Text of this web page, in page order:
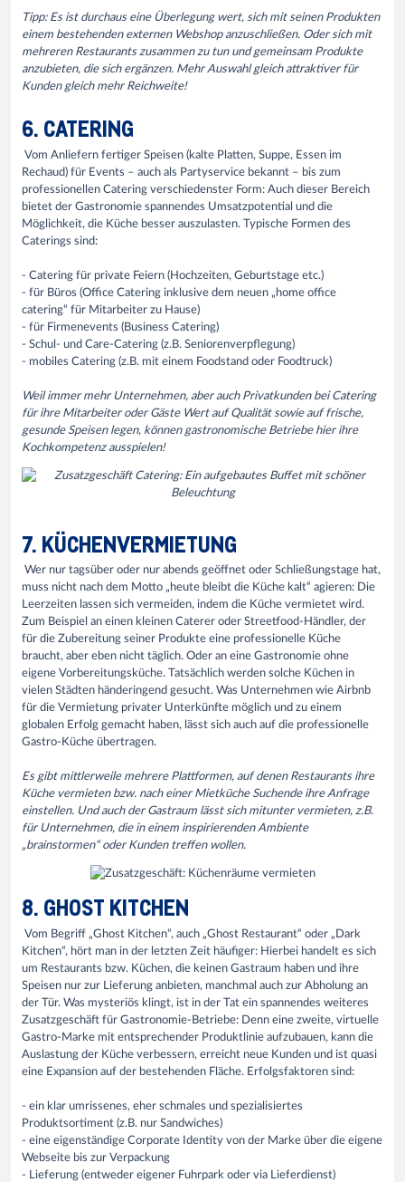
Tipp: Es ist durchaus eine Überlegung wert, sich mit seinen Produkten
einem bestehenden externen Webshop anzuschließen. Oder sich mit
mehreren Restaurants zusammen zu tun und gemeinsam Produkte
anzubieten, die sich ergänzen. Mehr Auswahl gleich attraktiver für
Kunden gleich mehr Reichweite!
6. CATERING
Vom Anliefern fertiger Speisen (kalte Platten, Suppe, Essen im
Rechaud) für Events – auch als Partyservice bekannt – bis zum
professionellen Catering verschiedenster Form: Auch dieser Bereich
bietet der Gastronomie spannendes Umsatzpotential und die
Möglichkeit, die Küche besser auszulasten. Typische Formen des
Caterings sind:
- Catering für private Feiern (Hochzeiten, Geburtstage etc.)
- für Büros (Office Catering inklusive dem neuen „home office
catering“ für Mitarbeiter zu Hause)
- für Firmenevents (Business Catering)
- Schul- und Care-Catering (z.B. Seniorenverpflegung)
- mobiles Catering (z.B. mit einem Foodstand oder Foodtruck)
Weil immer mehr Unternehmen, aber auch Privatkunden bei Catering
für ihre Mitarbeiter oder Gäste Wert auf Qualität sowie auf frische,
gesunde Speisen legen, können gastronomische Betriebe hier ihre
Kochkompetenz ausspielen!
7. KÜCHENVERMIETUNG
Wer nur tagsüber oder nur abends geöffnet oder Schließungstage hat,
muss nicht nach dem Motto „heute bleibt die Küche kalt“ agieren: Die
Leerzeiten lassen sich vermeiden, indem die Küche vermietet wird.
Zum Beispiel an einen kleinen Caterer oder Streetfood-Händler, der
für die Zubereitung seiner Produkte eine professionelle Küche
braucht, aber eben nicht täglich. Oder an eine Gastronomie ohne
eigene Vorbereitungsküche. Tatsächlich werden solche Küchen in
vielen Städten händeringend gesucht. Was Unternehmen wie Airbnb
für die Vermietung privater Unterkünfte möglich und zu einem
globalen Erfolg gemacht haben, lässt sich auch auf die professionelle
Gastro-Küche übertragen.
Es gibt mittlerweile mehrere Plattformen, auf denen Restaurants ihre
Küche vermieten bzw. nach einer Mietküche Suchende ihre Anfrage
einstellen. Und auch der Gastraum lässt sich mitunter vermieten, z.B.
für Unternehmen, die in einem inspirierenden Ambiente
„brainstormen“ oder Kunden treffen wollen.
8. GHOST KITCHEN
Vom Begriff „Ghost Kitchen“, auch „Ghost Restaurant“ oder „Dark
Kitchen“, hört man in der letzten Zeit häufiger: Hierbei handelt es sich
um Restaurants bzw. Küchen, die keinen Gastraum haben und ihre
Speisen nur zur Lieferung anbieten, manchmal auch zur Abholung an
der Tür. Was mysteriös klingt, ist in der Tat ein spannendes weiteres
Zusatzgeschäft für Gastronomie-Betriebe: Denn eine zweite, virtuelle
Gastro-Marke mit entsprechender Produktlinie aufzubauen, kann die
Auslastung der Küche verbessern, erreicht neue Kunden und ist quasi
eine Expansion auf der bestehenden Fläche. Erfolgsfaktoren sind:
- ein klar umrissenes, eher schmales und spezialisiertes
Produktsortiment (z.B. nur Sandwiches)
- eine eigenständige Corporate Identity von der Marke über die eigene
Webseite bis zur Verpackung
- Lieferung (entweder eigener Fuhrpark oder via Lieferdienst)